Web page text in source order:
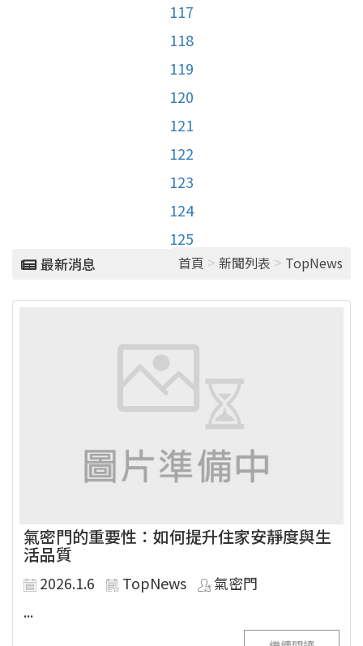
117
118
119
120
121
122
123
124
125
最新消息 首頁 > 新聞列表 > TopNews
氣密門的重要性：如何提升住家安靜度與生
活品質
2026.1.6 TopNews
氣密門
...